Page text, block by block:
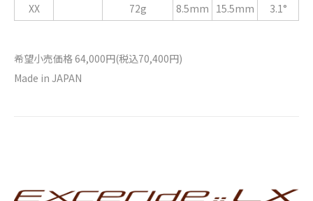
XX
72g 8.5mm 15.5mm 3.1°
希望小売価格 64,000円(税込70,400円)
Made in JAPAN